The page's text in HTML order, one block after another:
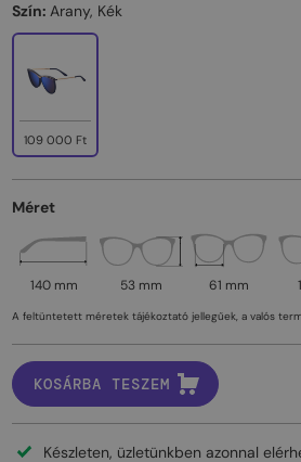
Szín: Arany, Kék
109 000 Ft
Méret
140 mm 53 mm 61 mm
A feltüntetett méretek tájékoztató jellegűek, a valós
KOSÁRBA TESZEM
Készleten, üzletünkben azonnal